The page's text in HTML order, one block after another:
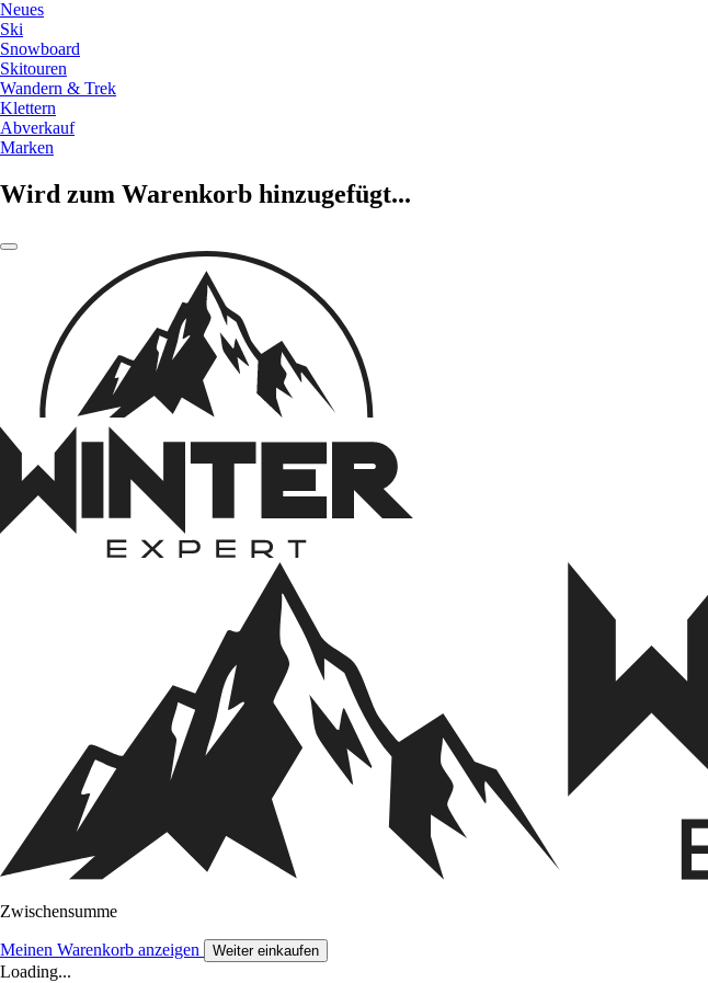
Neues
Ski
Snowboard
Skitouren
Wandern & Trek
Klettern
Abverkauf
Marken
Wird zum Warenkorb hinzugefügt...
Zwischensumme
Meinen Warenkorb anzeigen Weiter einkaufen
Loading...